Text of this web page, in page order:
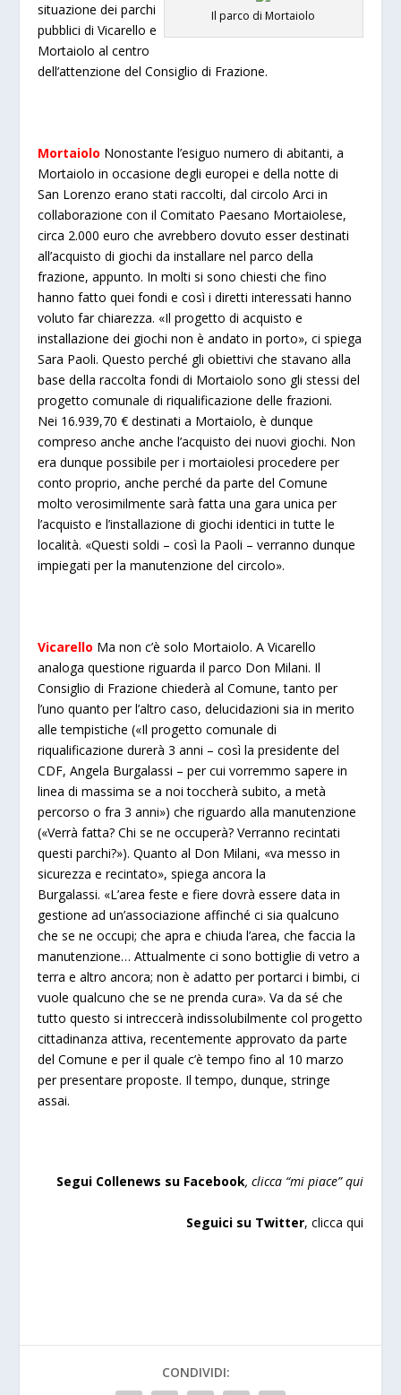
Il parco di Mortaiolo
situazione dei parchi
pubblici di Vicarello e
Mortaiolo al centro
dell’attenzione del Consiglio di Frazione.
Mortaiolo Nonostante l’esiguo numero di abitanti, a
Mortaiolo in occasione degli europei e della notte di
San Lorenzo erano stati raccolti, dal circolo Arci in
collaborazione con il Comitato Paesano Mortaiolese,
circa 2.000 euro che avrebbero dovuto esser destinati
all’acquisto di giochi da installare nel parco della
frazione, appunto. In molti si sono chiesti che fino
hanno fatto quei fondi e così i diretti interessati hanno
voluto far chiarezza. «Il progetto di acquisto e
installazione dei giochi non è andato in porto», ci spiega
Sara Paoli. Questo perché gli obiettivi che stavano alla
base della raccolta fondi di Mortaiolo sono gli stessi del
progetto comunale di riqualificazione delle frazioni.
Nei 16.939,70 € destinati a Mortaiolo, è dunque
compreso anche anche l’acquisto dei nuovi giochi. Non
era dunque possibile per i mortaiolesi procedere per
conto proprio, anche perché da parte del Comune
molto verosimilmente sarà fatta una gara unica per
l’acquisto e l’installazione di giochi identici in tutte le
località. «Questi soldi – così la Paoli – verranno dunque
impiegati per la manutenzione del circolo».
Vicarello Ma non c’è solo Mortaiolo. A Vicarello
analoga questione riguarda il parco Don Milani. Il
Consiglio di Frazione chiederà al Comune, tanto per
l’uno quanto per l’altro caso, delucidazioni sia in merito
alle tempistiche («Il progetto comunale di
riqualificazione durerà 3 anni – così la presidente del
CDF, Angela Burgalassi – per cui vorremmo sapere in
linea di massima se a noi toccherà subito, a metà
percorso o fra 3 anni») che riguardo alla manutenzione
(«Verrà fatta? Chi se ne occuperà? Verranno recintati
questi parchi?»). Quanto al Don Milani, «va messo in
sicurezza e recintato», spiega ancora la
Burgalassi. «L’area feste e fiere dovrà essere data in
gestione ad un’associazione affinché ci sia qualcuno
che se ne occupi; che apra e chiuda l’area, che faccia la
manutenzione… Attualmente ci sono bottiglie di vetro a
terra e altro ancora; non è adatto per portarci i bimbi, ci
vuole qualcuno che se ne prenda cura». Va da sé che
tutto questo si intreccerà indissolubilmente colprogetto
cittadinanza attiva, recentemente approvato da parte
del Comune e per il qualec’è tempo fino al 10 marzo
per presentareproposte. Il tempo, dunque, stringe
assai.
Segui Collenews su Facebook, clicca “mi piace”qui
Seguici su Twitter, clicca qui
CONDIVIDI: